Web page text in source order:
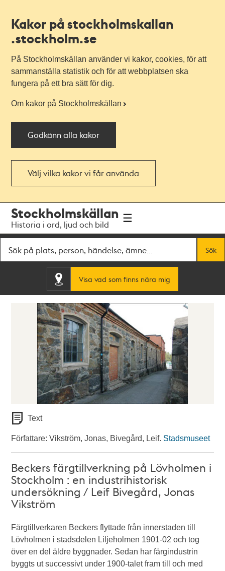
Kakor på stockholmskallan
.stockholm.se
På Stockholmskällan använder vi kakor, cookies, för att
sammanställa statistik och för att webbplatsen ska
fungera på ett bra sätt för dig.
Om kakor på Stockholmskällan
Godkänn alla kakor
Välj vilka kakor vi får använda
navigationen
huvudinnehållet
Stockholmskällan
Historia i ord, ljud och bild
Sök
Visa vad som finns nära mig
Text
Författare: Vikström, Jonas, Bivegård, Leif. Stadsmuseet
Beckers färgtillverkning på Lövholmen i
Stockholm : en industrihistorisk
undersökning / Leif Bivegård, Jonas
Vikström
Färgtillverkaren Beckers flyttade från innerstaden till
Lövholmen i stadsdelen Liljeholmen 1901-02 och tog
över en del äldre byggnader. Sedan har färgindustrin
byggts ut successivt under 1900-talet fram till och med